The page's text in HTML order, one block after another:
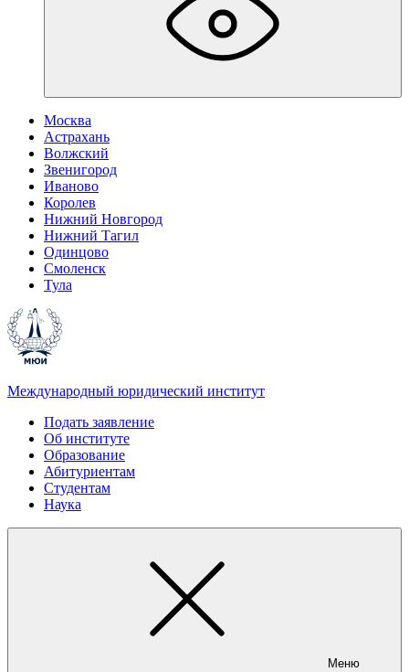
Москва
Астрахань
Волжский
Звенигород
Иваново
Королев
Нижний Новгород
Нижний Тагил
Одинцово
Смоленск
Тула
Международный юридический институт
Подать заявление
Об институте
Образование
Абитуриентам
Студентам
Наука
Меню